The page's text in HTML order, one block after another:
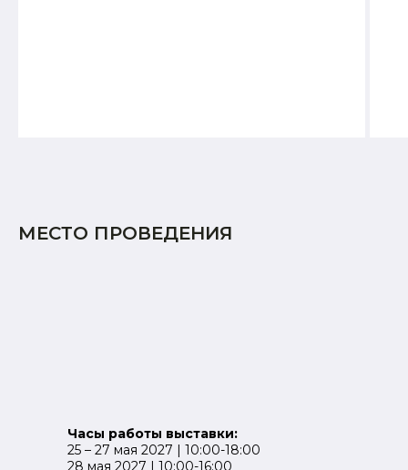
МЕСТО ПРОВЕДЕНИЯ
Часы работы выставки:
25 – 27 мая 2027 | 10:00-18:00
28 мая 2027 | 10:00-16:00